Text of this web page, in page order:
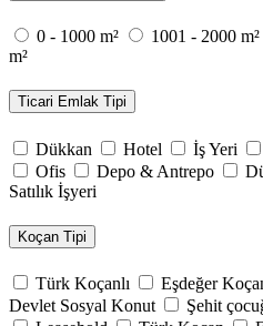
0 - 1000 m² 1001 - 2000 m²
m²
Ticari Emlak Tipi
Dükkan Hotel İş Yeri
Ofis
Depo & Antrepo
Satılık İşyeri
Koçan Tipi
Türk Koçanlı Eşdeğer
Devlet Sosyal Konut
Şehit